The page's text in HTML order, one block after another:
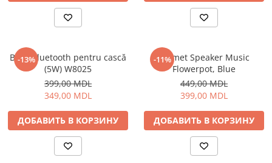
-13%
Boxă Bluetooth pentru cască
(5W) W8025
399,00 MDL
349,00 MDL
ДОБАВИТЬ В КОРЗИНУ
-11%
Helmet Speaker Music
Flowerpot, Blue
449,00 MDL
399,00 MDL
ДОБАВИТЬ В КОРЗИНУ